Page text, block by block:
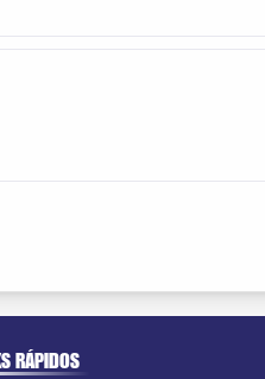
RÁPIDOS